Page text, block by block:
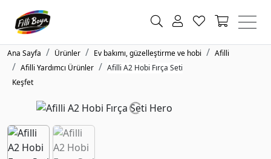
Ana Sayfa Ürünler Ev bakımı, güzelleştirme ve hobi
Afilli
Afilli Yardımcı Ürünler
Keşfet
Afilli A2 Hobi Fırça Seti